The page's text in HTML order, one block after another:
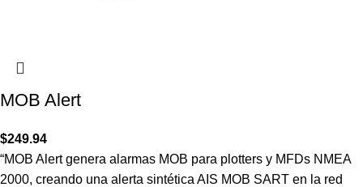
MOB Alert
$249.94
“MOB Alert genera alarmas MOB para plotters y MFDs NMEA
2000, creando una alerta sintética AIS MOB SART en la red